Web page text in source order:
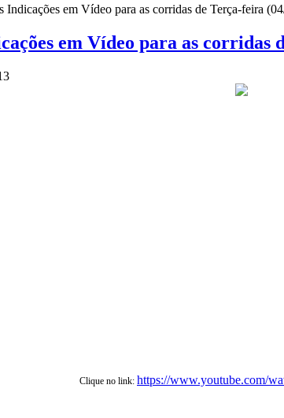
Indicações em Vídeo para as corridas de Terça-feira
em Vídeo para as corridas
Clique no link: https://www.youtube.com/